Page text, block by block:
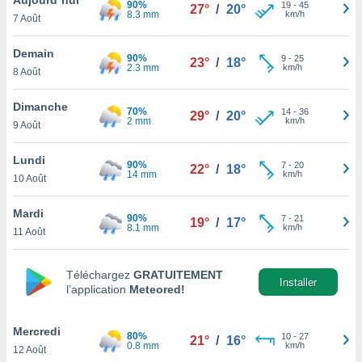
et
»,
au
vous
qu'ils
ou
le
ainsi
un
la
du
7 Août
90%
8.3 mm
27° / 20° 19- 45
km/h
Demain
8 Août
90%
2.3 mm
23° / 18° 9- 25
km/h
Dimanche
9 Août
70%
2 mm
29° / 20° 14- 36
km/h
Lundi
10 Août
90%
14 mm
22° / 18° 7- 20
km/h
Mardi
11 Août
90%
8.1 mm
19° / 17° 7- 21
km/h
Téléchargez GRATUITEMENT
l’application Meteored!
Installer
Mercredi
12 Août
80%
0.8 mm
21° / 16° 10- 27
km/h